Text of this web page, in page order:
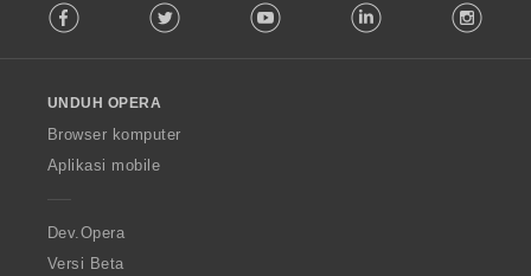
o
w
O
p
a
Facebook Twitter Youtube LinkedIn
UNDUH OPERA
Browser komputer
Aplikasi mobile
Dev.Opera
Versi Beta